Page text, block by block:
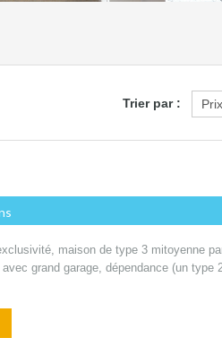
Trier par :
maison de type 3 mitoyenne
grand garage, dépendance (un type